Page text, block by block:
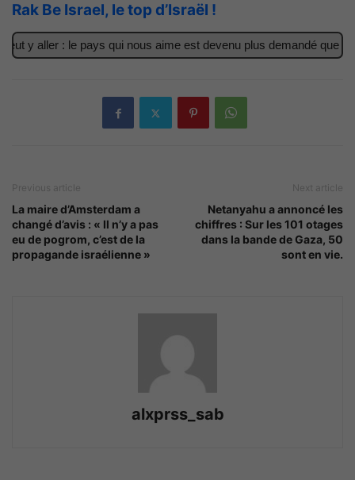
Rak Be Israel, le top d’Israël !
y aller : le pays qui nous aime est devenu plus demandé que
Previous article
La maire d’Amsterdam a
changé d’avis : « Il n’y a pas
eu de pogrom, c’est de la
propagande israélienne »
Next article
Netanyahu a annoncé les
chiffres : Sur les 101 otages
dans la bande de Gaza, 50
sont en vie.
alxprss_sab